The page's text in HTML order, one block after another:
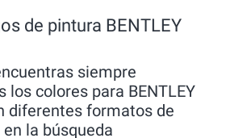
de pintura BENTLEY
siempre
los colores para BENTLEY
diferentes formatos de
la búsqueda